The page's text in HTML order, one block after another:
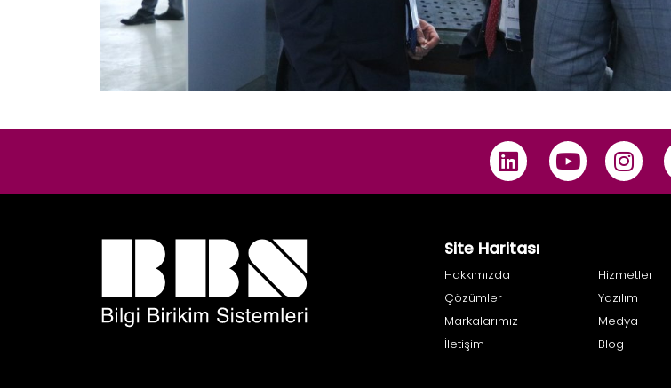
Site Haritası
Hakkımızda
Hizmetler
Çözümler
Yazılım
Markalarımız
Medya
İletişim
Blog